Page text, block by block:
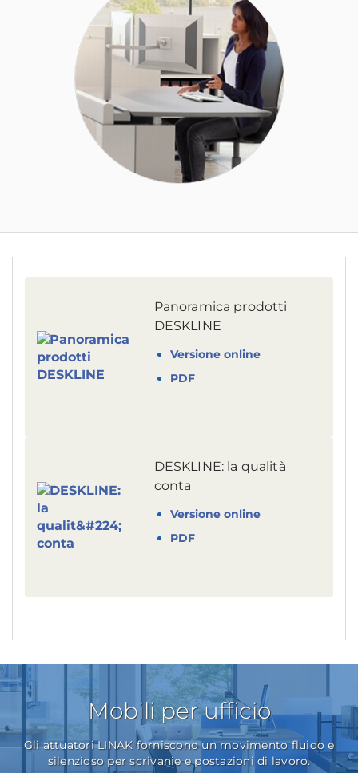
Panoramica prodotti
DESKLINE
Versione online
PDF
DESKLINE: la qualità
conta
Versione online
PDF
Mobili per ufficio
Gli attuatori LINAK forniscono un movimento fluido e
silenzioso per scrivanie e postazioni di lavoro.